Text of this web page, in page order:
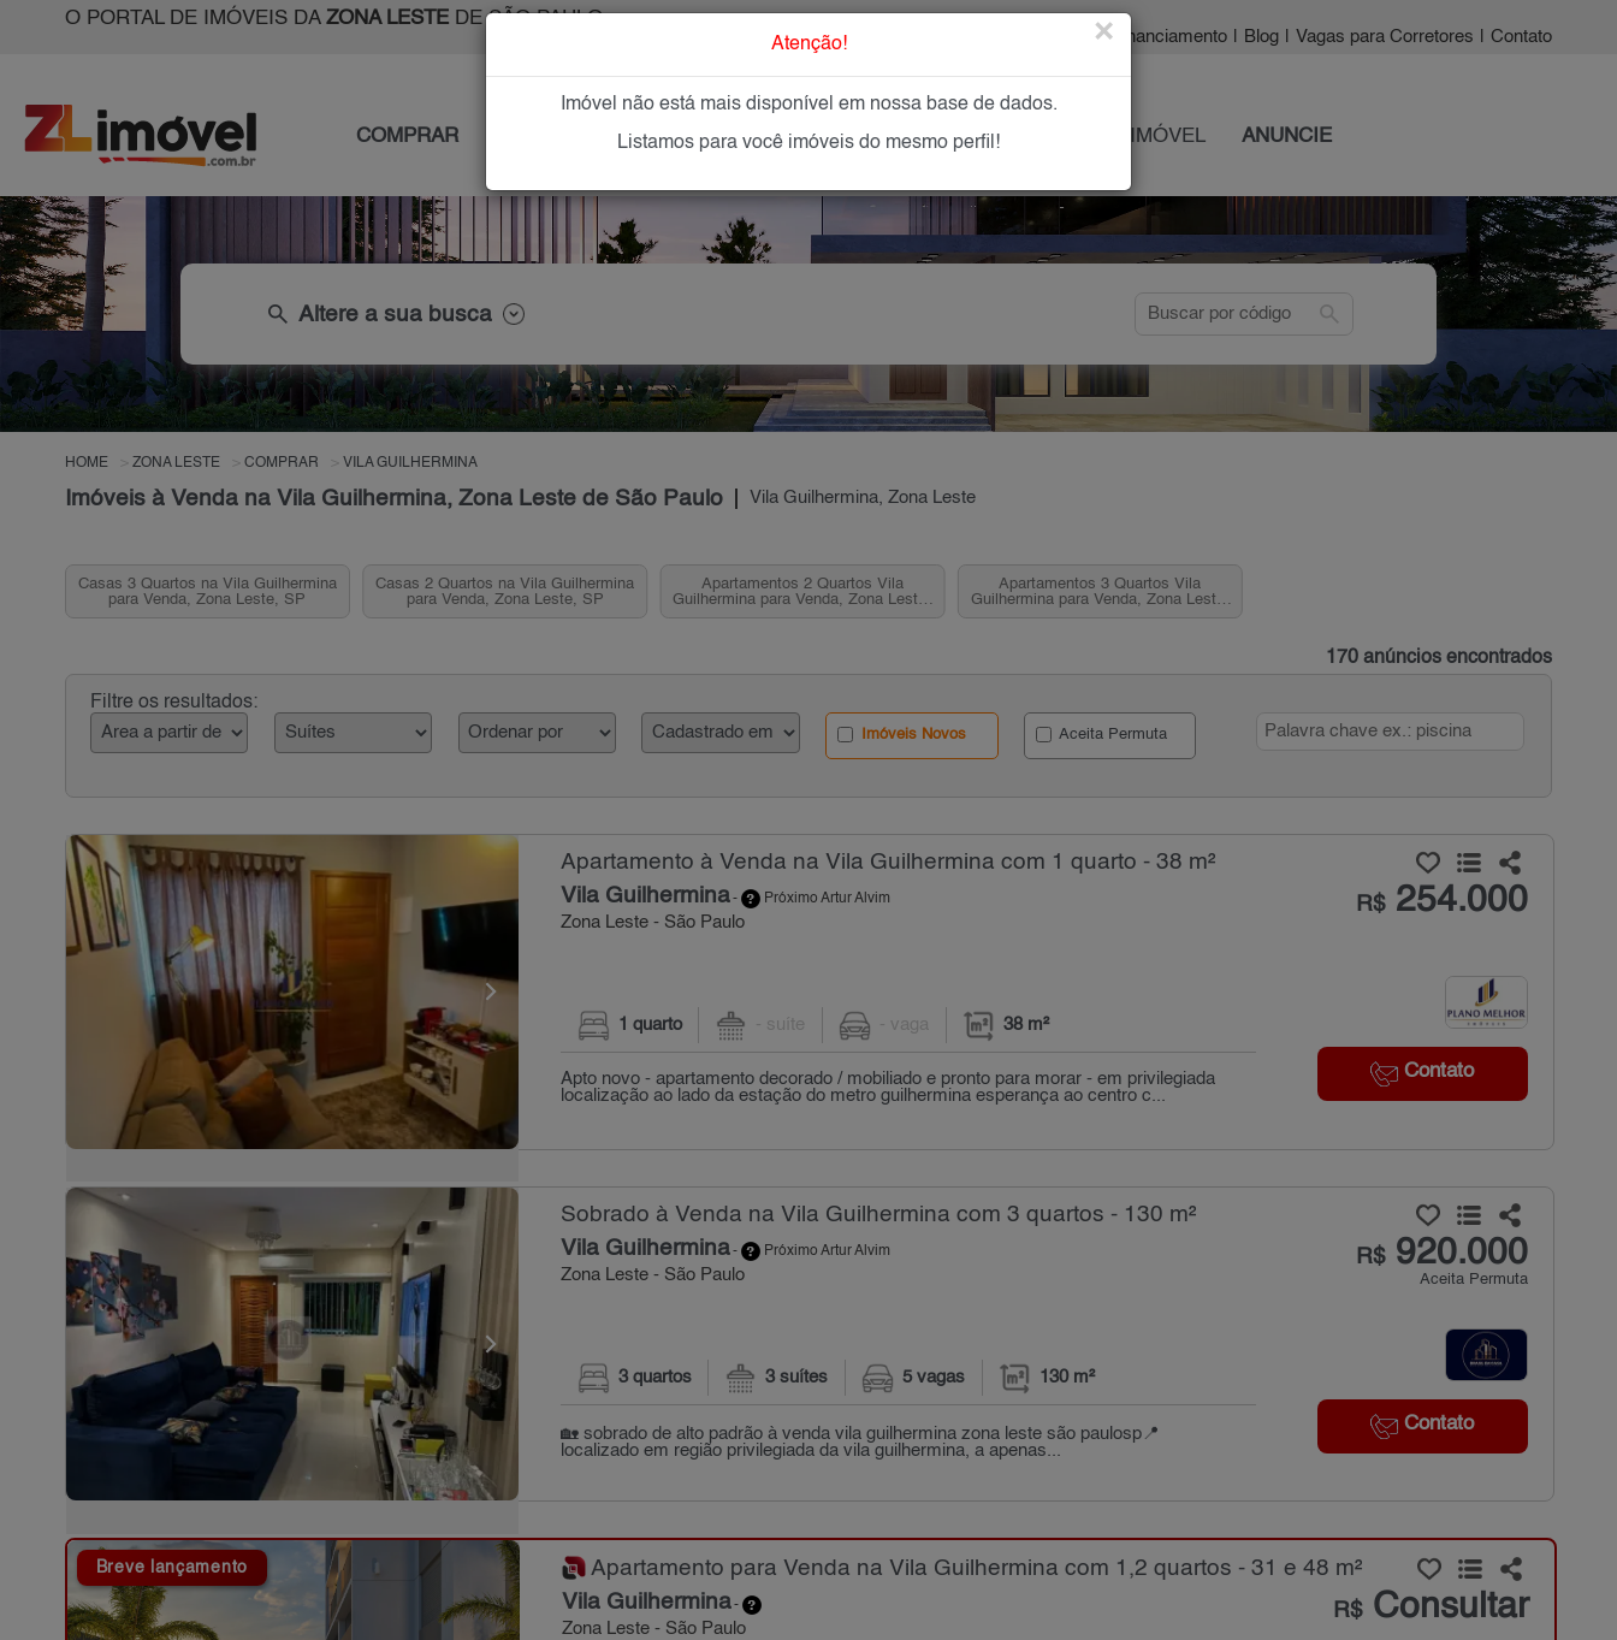
O PORTAL DE IMÓVEIS DA ZONA LESTEDE SÃO PAULO
| Financiamento Blog Vagas para Corretores Contato
COMPRAR IMÓVEIS NOVOS IMOBILIÁRIAS OFEREÇA SEU IMÓVEL ANUNCIE
search Altere a sua busca search
HOME ZONA LESTE COMPRAR VILA GUILHERMINA
Imóveis à Venda na Vila Guilhermina, Zona Leste de São Paulo Vila Guilhermina, Zona Leste
Casas 3 Quartos na Vila Guilhermina
para Venda, Zona Leste, SP
Casas 2 Quartos na Vila Guilhermina
para Venda, Zona Leste, SP
Apartamentos 2 Quartos Vila
Guilhermina para Venda, Zona Leste,
Apartamentos 3 Quartos Vila
Guilhermina para Venda, Zona Leste,
170 anúncios encontrados
Filtre os resultados:
Imóveis Novos Aceita Permuta
Apartamento à Venda na Vila Guilhermina com 1 quarto - 38 m²
Vila Guilhermina- Próximo Artur Alvim
Zona Leste - São Paulo
R$254.000
Contato
1 quarto - suíte - vaga 38 m²
Apto novo - apartamento decorado / mobiliado e pronto para morar - em privilegiada
localização ao lado da estação do metro guilhermina esperança ao centro c...
Sobrado à Venda na Vila Guilhermina com 3 quartos - 130 m²
Vila Guilhermina- Próximo Artur Alvim
Zona Leste - São Paulo
R$920.000
Aceita Permuta
Contato
3 quartos 3 suítes 5 vagas 130 m²
🏡 sobrado de alto padrão à venda vila guilhermina zona leste são paulosp📍
localizado em região privilegiada da vila guilhermina, a apenas...
Breve lançamento Apartamento para Venda na Vila Guilhermina com 1,2 quartos - 31 e 48 m²
Vila Guilhermina-
Zona Leste - São Paulo
R$Consultar
Atenção! ×
Imóvel não está mais disponível em nossa base de dados.
Listamos para você imóveis do mesmo perfil!